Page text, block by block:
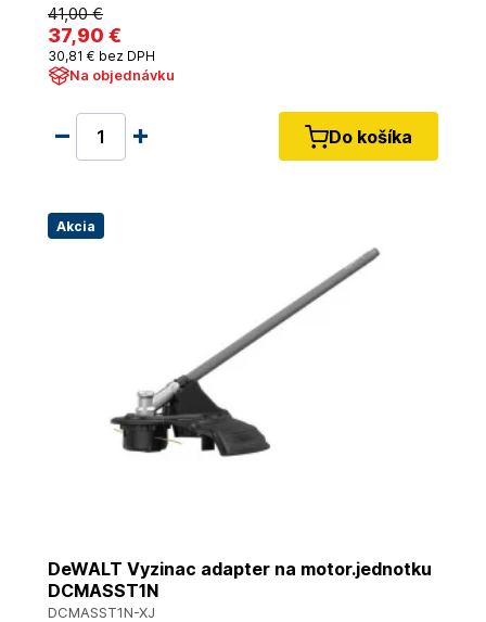
41,00 €
37,90 €
30,81 € bez DPH
Na objednávku
Do košíka
Akcia
DeWALT Vyzinac adapter na motor.jednotku
DCMASST1N
DCMASST1N-XJ